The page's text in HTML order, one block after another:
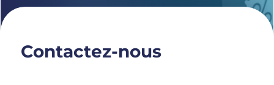
Contactez-nous